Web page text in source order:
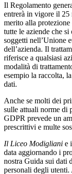
Il Regolamento
entrerà in vigore il 25
merito alla
tutte le aziende che
soggetti nell’Unione
dell’azienda. Il
riferisce a qualsiasi
modalità di
esempio la raccolta,
dati.
Anche se molti dei
sulle attuali norme di
GDPR prevede un
prescrittivi e multe
Il Liceo Modigliani e
data aggiornando i
nostra Guida sui dati
personali degli